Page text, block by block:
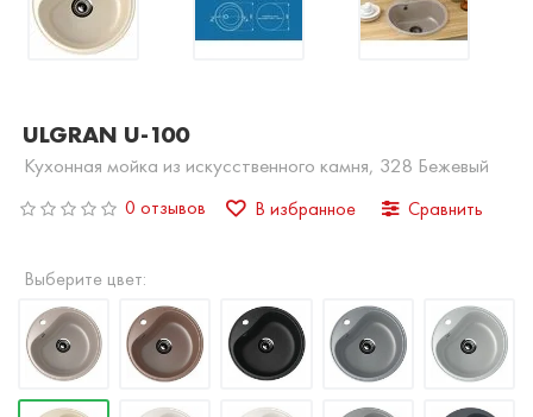
ULGRAN U-100
Кухонная мойка из искусственного камня, 328 Бежевый
0 отзывов В избранное Сравнить
Выберите цвет: